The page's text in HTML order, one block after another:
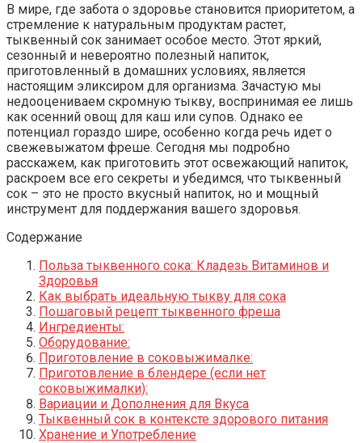
В мире, где забота о здоровье становится приоритетом, а
стремление к натуральным продуктам растет,
тыквенный сок занимает особое место. Этот яркий,
сезонный и невероятно полезный напиток,
приготовленный в домашних условиях, является
настоящим эликсиром для организма. Зачастую мы
недооцениваем скромную тыкву, воспринимая ее лишь
как осенний овощ для каш или супов. Однако ее
потенциал гораздо шире, особенно когда речь идет о
свежевыжатом фреше. Сегодня мы подробно
расскажем, как приготовить этот освежающий напиток,
раскроем все его секреты и убедимся, что тыквенный
сок – это не просто вкусный напиток, но и мощный
инструмент для поддержания вашего здоровья.
Содержание
Польза тыквенного сока: Кладезь Витаминов и
Здоровья
Как выбрать идеальную тыкву для сока
Пошаговый рецепт тыквенного фреша
Ингредиенты:
Оборудование:
Приготовление в соковыжималке:
Приготовление в блендере (если нет
соковыжималки):
Вариации и Дополнения для Вкуса
Тыквенный сок в контексте здорового питания
Хранение и Употребление